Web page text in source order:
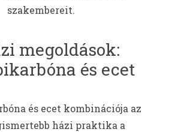
szakembereit.
megoldások:
és ecet
és ecet kombinációja az
házi praktika a